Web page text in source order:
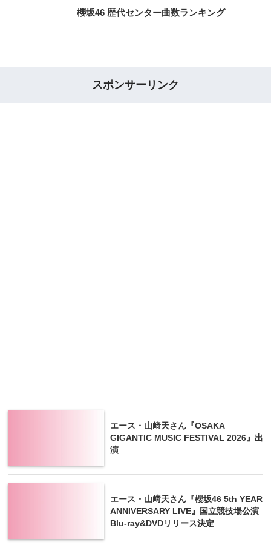
櫻坂46 歴代センター曲数ランキング
スポンサーリンク
エース・山﨑天さん『OSAKA
GIGANTIC MUSIC FESTIVAL 2026』出
演
エース・山﨑天さん『櫻坂46 5th YEAR
ANNIVERSARY LIVE』国立競技場公演
Blu-ray&DVDリリース決定